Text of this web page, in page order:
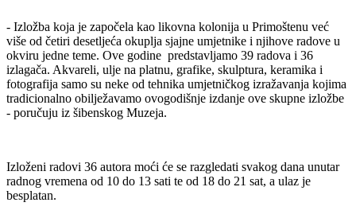
- Izložba koja je započela kao likovna kolonija u Primoštenu već
više od četiri desetljeća okuplja sjajne umjetnike i njihove radove u
okviru jedne teme. Ove godine predstavljamo 39 radova i 36
izlagača. Akvareli, ulje na platnu, grafike, skulptura, keramika i
fotografija samo su neke od tehnika umjetničkog izražavanja kojima
tradicionalno obilježavamo ovogodišnje izdanje ove skupne izložbe
- poručuju iz šibenskog Muzeja.
Izloženi radovi 36 autora moći će se razgledati svakog dana unutar
radnog vremena od 10 do 13 sati te od 18 do 21 sat, a ulaz je
besplatan.